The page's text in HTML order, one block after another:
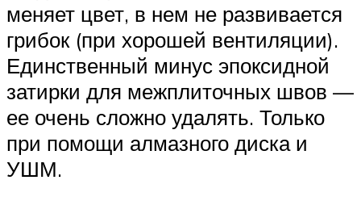
меняет цвет, в нем не развивается
грибок (при хорошей вентиляции).
Единственный минус эпоксидной
затирки для межплиточных швов —
ее очень сложно удалять. Только
при помощи алмазного диска и
УШМ.